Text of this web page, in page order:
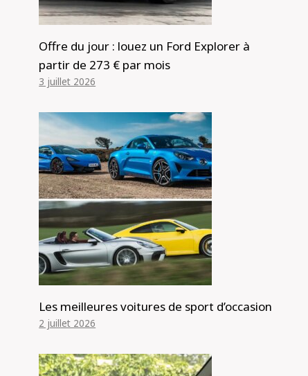
Offre du jour : louez un Ford Explorer à
partir de 273 € par mois
3 juillet 2026
Les meilleures voitures de sport d’occasion
2 juillet 2026